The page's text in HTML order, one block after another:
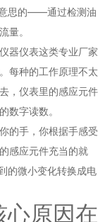
思的——通过检测油
量。
器仪表这类专业厂家
每种的工作原理不太
，仪表里的感应元件
数字读数。
的手，你根据手感受
感应元件充当的就
的微小变化转换成电
心原因在